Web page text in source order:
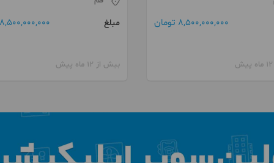
8,500,000,000 تومان
مبلغ
8,500,000,000 تومان
بیش از 12 ماه پیش